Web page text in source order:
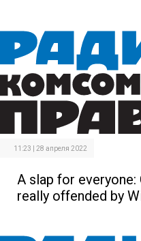
11:23 | 28 апреля 2022
A slap for everyone:
really offended by